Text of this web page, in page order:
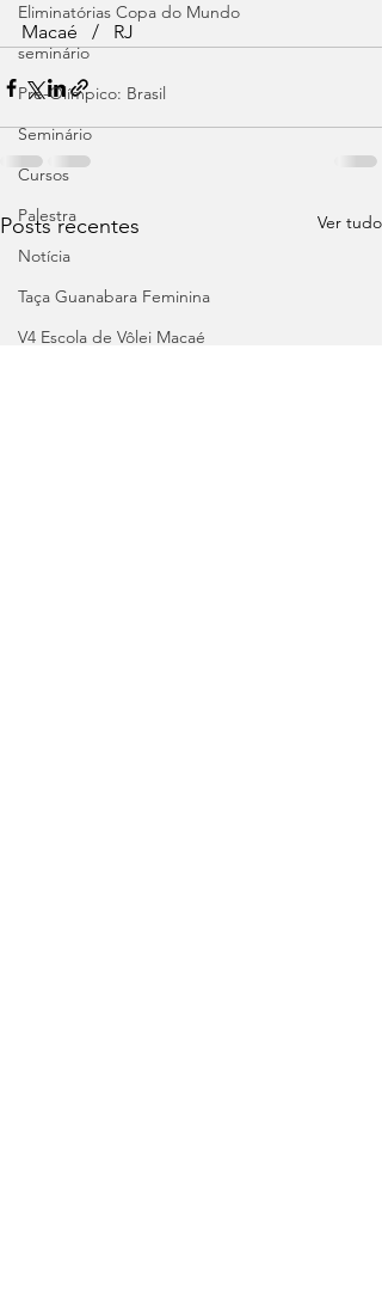
Eliminatórias Copa do Mundo
seminário
Pré-Olímpico: Brasil
Seminário
Cursos
Palestra
Notícia
Taça Guanabara Feminina
V4 Escola de Vôlei Macaé
Macaé   /   RJ
Posts recentes Ver tudo